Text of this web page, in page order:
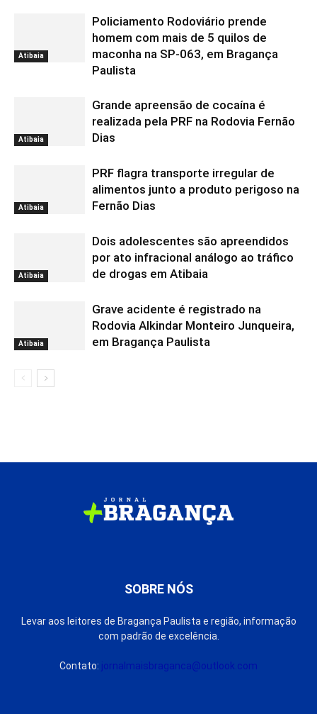
Atibaia
Policiamento Rodoviário prende
homem com mais de 5 quilos de
maconha na SP-063, em Bragança
Paulista
Atibaia
Grande apreensão de cocaína é
realizada pela PRF na Rodovia Fernão
Dias
Atibaia
PRF flagra transporte irregular de
alimentos junto a produto perigoso na
Fernão Dias
Atibaia
Dois adolescentes são apreendidos
por ato infracional análogo ao tráfico
de drogas em Atibaia
Atibaia
Grave acidente é registrado na
Rodovia Alkindar Monteiro Junqueira,
em Bragança Paulista
SOBRE NÓS
Levar aos leitores de Bragança Paulista e região, informação
com padrão de excelência.
Contato: jornalmaisbraganca@outlook.com